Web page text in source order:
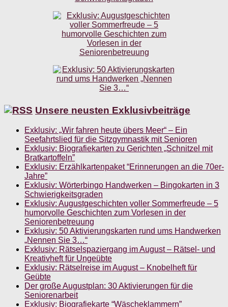
Unsere neusten Exklusivbeiträge
Exklusiv: „Wir fahren heute übers Meer“ – Ein
Seefahrtslied für die Sitzgymnastik mit Senioren
Exklusiv: Biografiekarten zu Gerichten „Schnitzel mit
Bratkartoffeln”
Exklusiv: Erzählkartenpaket “Erinnerungen an die 70er-
Jahre”
Exklusiv: Wörterbingo Handwerken – Bingokarten in 3
Schwierigkeitsgraden
Exklusiv: Augustgeschichten voller Sommerfreude – 5
humorvolle Geschichten zum Vorlesen in der
Seniorenbetreuung
Exklusiv: 50 Aktivierungskarten rund ums Handwerken
„Nennen Sie 3…“
Exklusiv: Rätselspaziergang im August – Rätsel- und
Kreativheft für Ungeübte
Exklusiv: Rätselreise im August – Knobelheft für
Geübte
Der große Augustplan: 30 Aktivierungen für die
Seniorenarbeit
Exklusiv: Biografiekarte “Wäscheklammern”